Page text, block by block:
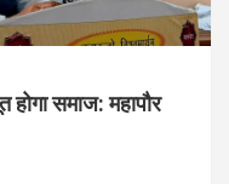
होगा समाज: महापौर